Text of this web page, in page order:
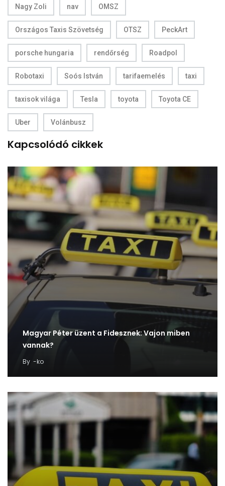
Nagy Zoli nav OMSZ
Országos Taxis Szövetség OTSZ PeckArt
porsche hungaria rendőrség Roadpol
Robotaxi Soós István tarifaemelés taxi
taxisok világa Tesla toyota Toyota CE
Uber Volánbusz
Kapcsolódó cikkek
Magyar Péter üzent a Fidesznek: Vajon miben
vannak?
By -ko